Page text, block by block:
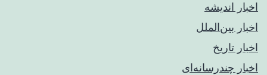
اخبار اندیشه
اخبار بین‌الملل
اخبار تاریخ
اخبار چندرسانه‌ای